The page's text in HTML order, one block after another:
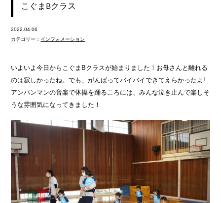
こぐまBクラス
2022.04.06
カテゴリー： インフォメーション
いよいよ今日からこぐまBクラスが始まりました！お母さんと離れる
のは寂しかったね。でも、がんばってバイバイできてえらかったよ!
アンパンマンの音楽で体操を踊るころには、みんな泣き止んで楽しそ
うな雰囲気になってきました！